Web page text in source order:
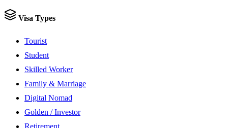
Visa Types
Tourist
Student
Skilled Worker
Family & Marriage
Digital Nomad
Golden / Investor
Retirement